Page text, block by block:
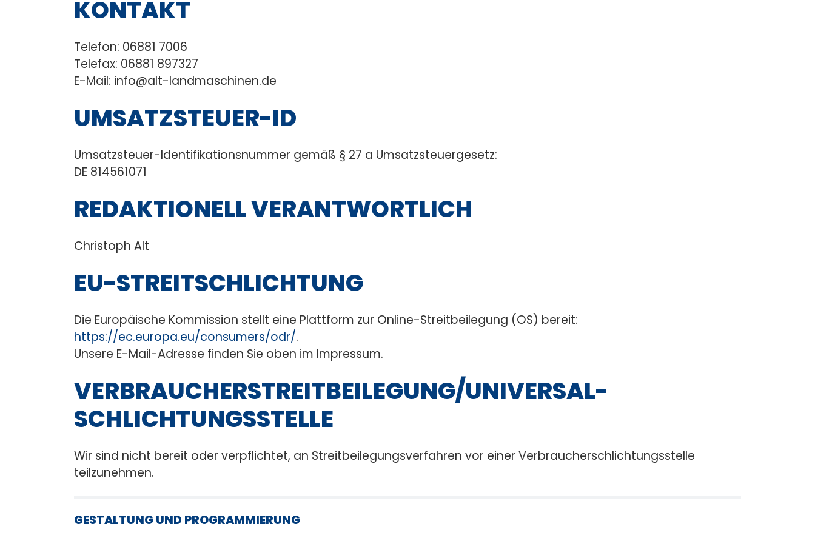
KONTAKT
Telefon: 06881 7006
Telefax: 06881 897327
E-Mail: info@alt-landmaschinen.de
UMSATZSTEUER-ID
Umsatzsteuer-Identifikationsnummer gemäß § 27 a Umsatzsteuergesetz:
DE 814561071
REDAKTIONELL VERANTWORTLICH
Christoph Alt
EU-STREITSCHLICHTUNG
Die Europäische Kommission stellt eine Plattform zur Online-Streitbeilegung (OS) bereit:
https://ec.europa.eu/consumers/odr/.
Unsere E-Mail-Adresse finden Sie oben im Impressum.
VERBRAUCHER­STREIT­BEILEGUNG/UNIVERSAL­
SCHLICHTUNGS­STELLE
Wir sind nicht bereit oder verpflichtet, an Streitbeilegungsverfahren vor einer Verbraucherschlichtungsstelle
teilzunehmen.
GESTALTUNG UND PROGRAMMIERUNG